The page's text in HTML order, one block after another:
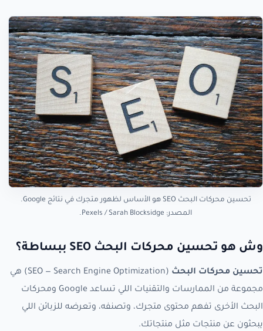
تحسين محركات البحث SEO هو الأساس لظهور متجرك في نتائج Google.
المصدر: Pexels / Sarah Blocksidge.
وش هو تحسين محركات البحث SEO ببساطة؟
تحسين محركات البحث
(SEO — Search Engine Optimization) هي
مجموعة من الممارسات والتقنيات اللي تساعد Google ومحركات
البحث الأخرى تفهم محتوى متجرك، وتصنفه، وتعرضه للزبائن اللي
يبحثون عن منتجات مثل منتجاتك.